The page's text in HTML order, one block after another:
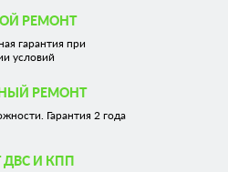
РЕМОНТ
гарантия при
условий
РЕМОНТ
Гарантия 2 года
ДВС И КПП